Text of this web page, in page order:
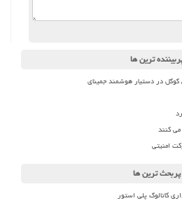
ترین ها
گوگل در دستیار هوشمند جمینای
می کنند
امنیتی
پربحث ترین ها
کاتالوگ پلی استور